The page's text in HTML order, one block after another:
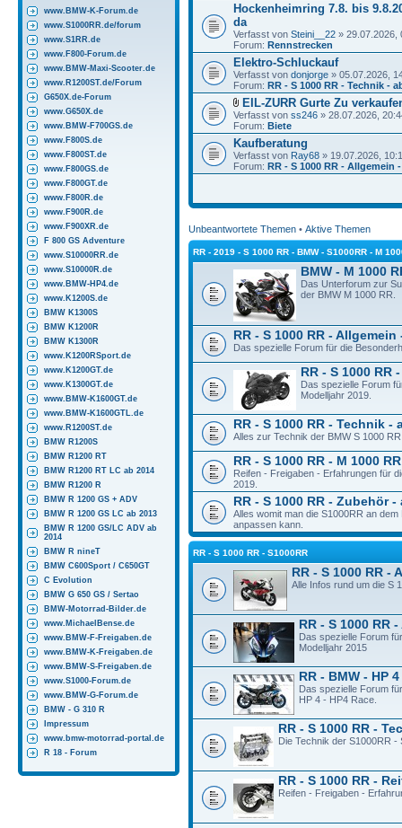
www.BMW-K-Forum.de
www.S1000RR.de/forum
www.S1RR.de
www.F800-Forum.de
www.BMW-Maxi-Scooter.de
www.R1200ST.de/Forum
G650X.de-Forum
www.G650X.de
www.BMW-F700GS.de
www.F800S.de
www.F800ST.de
www.F800GS.de
www.F800GT.de
www.F800R.de
www.F900R.de
www.F900XR.de
F 800 GS Adventure
www.S10000RR.de
www.S10000R.de
www.BMW-HP4.de
www.K1200S.de
BMW K1300S
BMW K1200R
BMW K1300R
www.K1200RSport.de
www.K1200GT.de
www.K1300GT.de
www.BMW-K1600GT.de
www.BMW-K1600GTL.de
www.R1200ST.de
BMW R1200S
BMW R1200 RT
BMW R1200 RT LC ab 2014
BMW R1200 R
BMW R 1200 GS + ADV
BMW R 1200 GS LC ab 2013
BMW R 1200 GS/LC ADV ab
2014
BMW R nineT
BMW C600Sport / C650GT
C Evolution
BMW G 650 GS / Sertao
BMW-Motorrad-Bilder.de
www.MichaelBense.de
www.BMW-F-Freigaben.de
www.BMW-K-Freigaben.de
www.BMW-S-Freigaben.de
www.S1000-Forum.de
www.BMW-G-Forum.de
BMW - G 310 R
Impressum
www.bmw-motorrad-portal.de
R 18 - Forum
Hockenheimring 7.8. bis
da
Verfasst von Steini__22 » 29.07.2026,
Forum: Rennstrecken
Elektro-Schluckauf
Verfasst von donjorge » 05.07.2026,
Forum: RR - S 1000 RR - Technik -
EIL-ZURR Gurte Zu
Verfasst von ss246 » 28.07.2026,
Forum: Biete
Kaufberatung
Verfasst von Ray68 » 19.07.2026,
Forum: RR - S 1000 RR - Allgemein -
Unbeantwortete Themen • Aktive Themen
RR - 2019 - S 1000 RR - BMW - S1000RR - M
BMW - M 1000
Das Unterforum zur
der BMW M 1000 RR.
RR - S 1000 RR - Allgemein
Das spezielle Forum für die
RR - S 1000 RR
Das spezielle Forum
Modelljahr 2019.
RR - S 1000 RR - Technik -
Alles zur Technik der BMW S 1000
RR - S 1000 RR - M 1000
Reifen - Freigaben - Erfahrungen für
2019.
RR - S 1000 RR - Zubehör -
Alles womit man die S1000RR an
anpassen kann.
RR - S 1000 RR - S1000RR
RR - S 1000 RR -
Alle Infos rund um die S
RR - S 1000 RR
Das spezielle Forum
Modelljahr 2015
RR - BMW - HP
Das spezielle Forum
HP 4 - HP4 Race.
RR - S 1000 RR -
Die Technik der S1000RR
RR - S 1000 RR -
Reifen - Freigaben -